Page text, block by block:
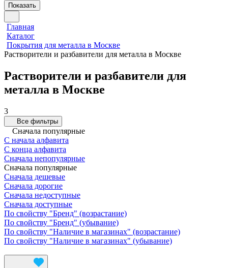
Показать
Главная
Каталог
Покрытия для металла в Москве
Растворители и разбавители для металла в Москве
Растворители и разбавители для
металла в Москве
3
Все фильтры
Сначала популярные
С начала алфавита
С конца алфавита
Сначала непопулярные
Сначала популярные
Сначала дешевые
Сначала дорогие
Сначала недоступные
Сначала доступные
По свойству "Бренд" (возрастание)
По свойству "Бренд" (убывание)
По свойству "Наличие в магазинах" (возрастание)
По свойству "Наличие в магазинах" (убывание)